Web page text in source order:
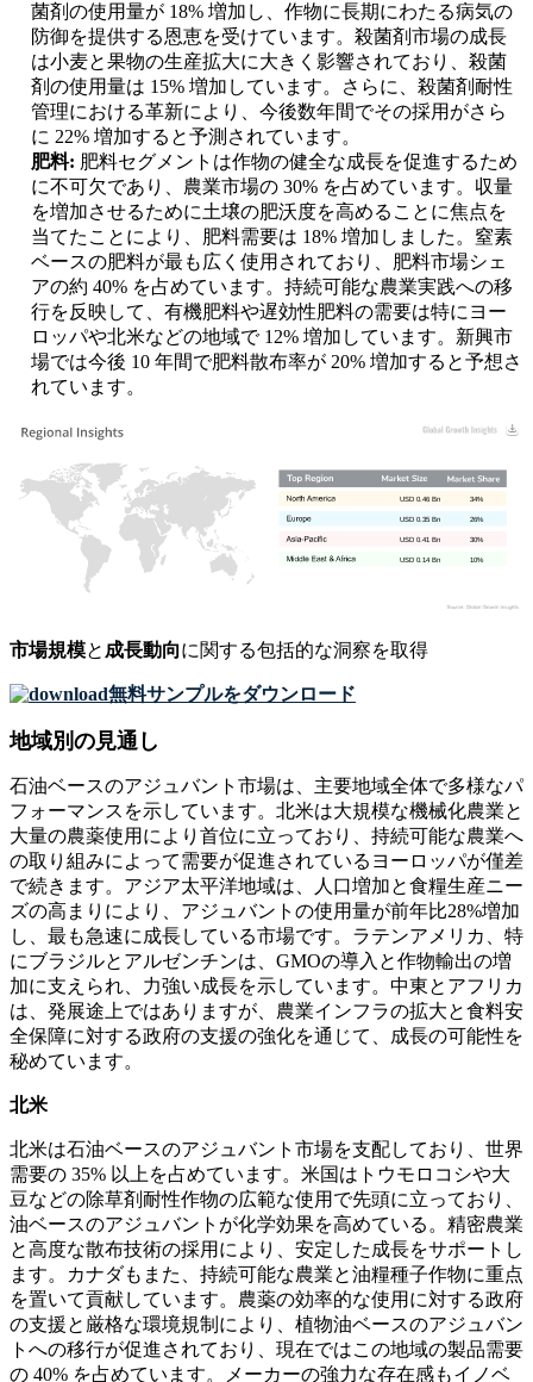
菌剤の使用量が 18% 増加し、作物に長期にわたる病気の
防御を提供する恩恵を受けています。殺菌剤市場の成長
は小麦と果物の生産拡大に大きく影響されており、殺菌
剤の使用量は 15% 増加しています。さらに、殺菌剤耐性
管理における革新により、今後数年間でその採用がさら
に 22% 増加すると予測されています。
肥料: 肥料セグメントは作物の健全な成長を促進するため
に不可欠であり、農業市場の 30% を占めています。収量
を増加させるために土壌の肥沃度を高めることに焦点を
当てたことにより、肥料需要は 18% 増加しました。窒素
ベースの肥料が最も広く使用されており、肥料市場シェ
アの約 40% を占めています。持続可能な農業実践への移
行を反映して、有機肥料や遅効性肥料の需要は特にヨー
ロッパや北米などの地域で 12% 増加しています。新興市
場では今後 10 年間で肥料散布率が 20% 増加すると予想さ
れています。
10%
USD 0.14 Bn
30%
USD 0.41 Bn
26%
USD 0.35 Bn
34%
USD 0.46 Bn
市場規模と 成長動向に関する包括的な洞察を取得
無料サンプルをダウンロード
地域別の見通し
石油ベースのアジュバント市場は、主要地域全体で多様なパ
フォーマンスを示しています。北米は大規模な機械化農業と
大量の農薬使用により首位に立っており、持続可能な農業へ
の取り組みによって需要が促進されているヨーロッパが僅差
で続きます。アジア太平洋地域は、人口増加と食糧生産ニー
ズの高まりにより、アジュバントの使用量が前年比28%増加
し、最も急速に成長している市場です。ラテンアメリカ、特
にブラジルとアルゼンチンは、GMOの導入と作物輸出の増
加に支えられ、力強い成長を示しています。中東とアフリカ
は、発展途上ではありますが、農業インフラの拡大と食料安
全保障に対する政府の支援の強化を通じて、成長の可能性を
秘めています。
北米
北米は石油ベースのアジュバント市場を支配しており、世界
需要の 35% 以上を占めています。米国はトウモロコシや大
豆などの除草剤耐性作物の広範な使用で先頭に立っており、
油ベースのアジュバントが化学効果を高めている。精密農業
と高度な散布技術の採用により、安定した成長をサポートし
ます。カナダもまた、持続可能な農業と油糧種子作物に重点
を置いて貢献しています。農薬の効率的な使用に対する政府
の支援と厳格な環境規制により、植物油ベースのアジュバン
トへの移行が促進されており、現在ではこの地域の製品需要
の 40% を占めています。メーカーの強力な存在感もイノベ